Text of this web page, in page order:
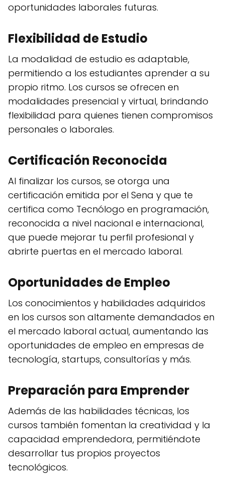
oportunidades laborales futuras.
Flexibilidad de Estudio
La modalidad de estudio es adaptable,
permitiendo a los estudiantes aprender a su
propio ritmo. Los cursos se ofrecen en
modalidades presencial y virtual, brindando
flexibilidad para quienes tienen compromisos
personales o laborales.
Certificación Reconocida
Al finalizar los cursos, se otorga una
certificación emitida por el Sena y que te
certifica como Tecnólogo en programación,
reconocida a nivel nacional e internacional,
que puede mejorar tu perfil profesional y
abrirte puertas en el mercado laboral.
Oportunidades de Empleo
Los conocimientos y habilidades adquiridos
en los cursos son altamente demandados en
el mercado laboral actual, aumentando las
oportunidades de empleo en empresas de
tecnología, startups, consultorías y más.
Preparación para Emprender
Además de las habilidades técnicas, los
cursos también fomentan la creatividad y la
capacidad emprendedora, permitiéndote
desarrollar tus propios proyectos
tecnológicos.